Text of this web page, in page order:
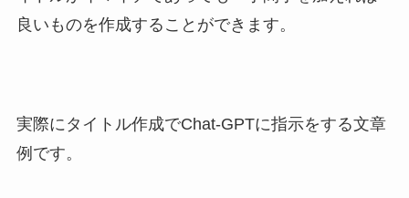
良いものを作成することができます。
実際にタイトル作成でChat-GPTに指示をする文章
例です。